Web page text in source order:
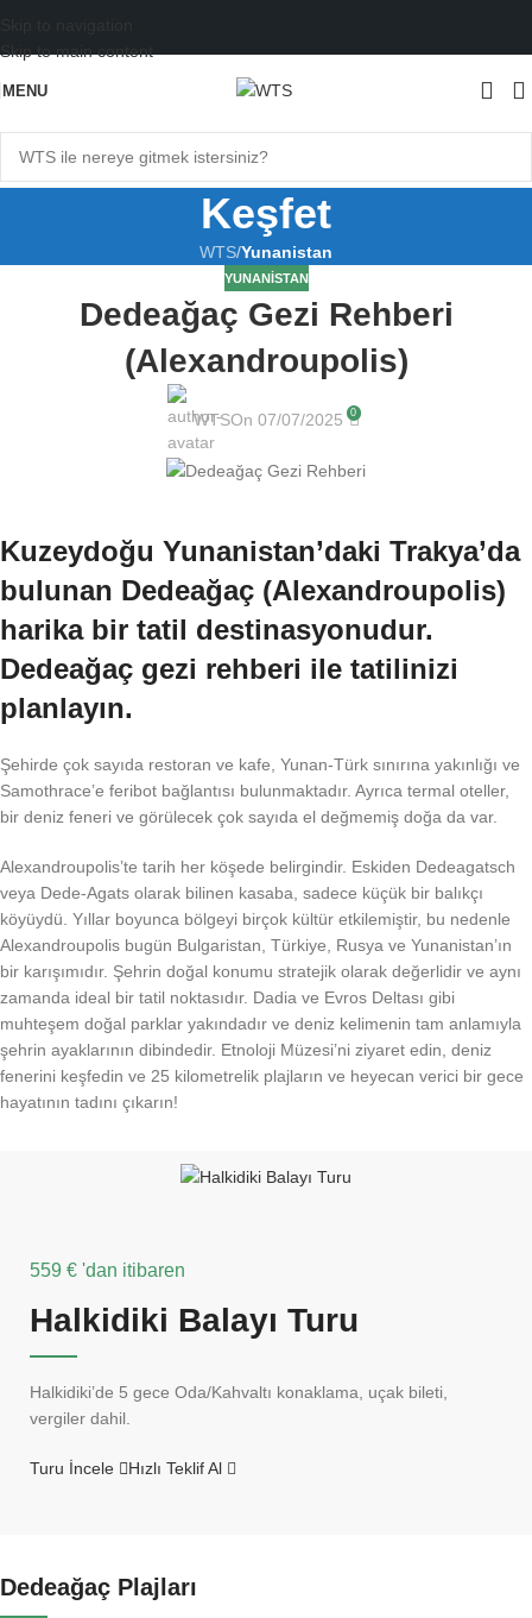
Skip to main content
MENU
Keşfet
WTS/Yunanistan
YUNANISTAN
Dedeağaç Gezi Rehberi
(Alexandroupolis)
WTSOn 07/07/2025 0
Kuzeydoğu Yunanistan’daki Trakya’da
bulunan Dedeağaç (Alexandroupolis)
harika bir tatil destinasyonudur.
Dedeağaç gezi rehberi ile tatilinizi
planlayın.
Şehirde çok sayıda restoran ve kafe, Yunan-Türk sınırına yakınlığı ve
Samothrace’e feribot bağlantısı bulunmaktadır. Ayrıca termal oteller,
bir deniz feneri ve görülecek çok sayıda el değmemiş doğa da var.
Alexandroupolis’te tarih her köşede belirgindir. Eskiden Dedeagatsch
veya Dede-Agats olarak bilinen kasaba, sadece küçük bir balıkçı
köyüydü. Yıllar boyunca bölgeyi birçok kültür etkilemiştir, bu nedenle
Alexandroupolis bugün Bulgaristan, Türkiye, Rusya ve Yunanistan’ın
bir karışımıdır. Şehrin doğal konumu stratejik olarak değerlidir ve aynı
zamanda ideal bir tatil noktasıdır. Dadia ve Evros Deltası gibi
muhteşem doğal parklar yakındadır ve deniz kelimenin tam anlamıyla
şehrin ayaklarının dibindedir. Etnoloji Müzesi’ni ziyaret edin, deniz
fenerini keşfedin ve 25 kilometrelik plajların ve heyecan verici bir gece
hayatının tadını çıkarın!
559 € 'dan itibaren
Halkidiki Balayı Turu
Halkidiki’de 5 gece Oda/Kahvaltı konaklama, uçak bileti,
vergiler dahil.
Turu İncele Hızlı Teklif Al
Dedeağaç Plajları